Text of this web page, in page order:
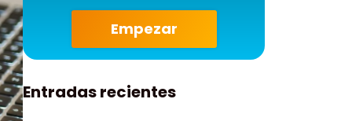
Empezar
Entradas recientes